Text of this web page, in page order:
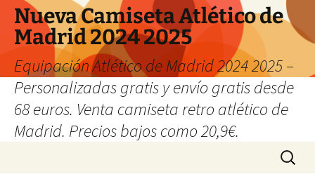
Nueva Camiseta Atlético de
Madrid 2024 2025
Equipación Atlético de Madrid 2024 2025 –
Personalizadas gratis y envío gratis desde
68 euros. Venta camiseta retro atlético de
Madrid. Precios bajos como 20,9€.
Buscar: